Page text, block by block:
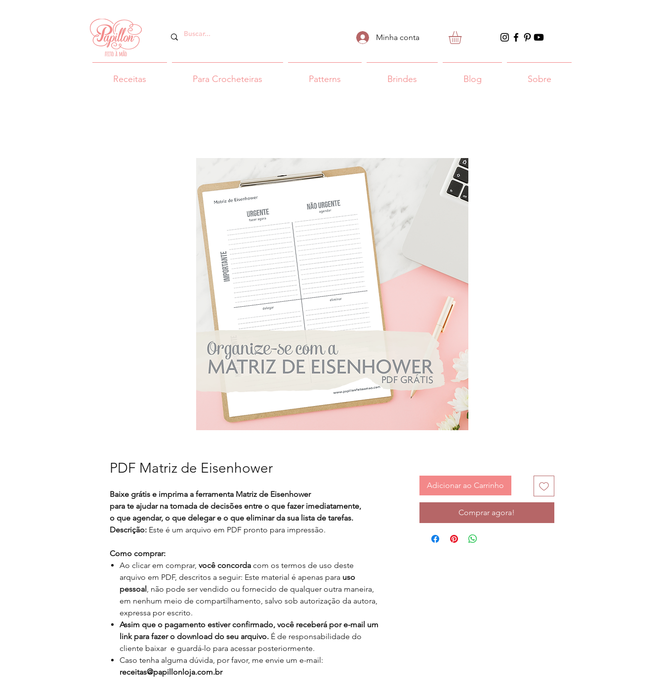
Minha conta
Receitas Para Crocheteiras Patterns Brindes Blog Sobre
PDF Matriz de Eisenhower
Baixe grátis e imprima a ferramenta Matriz de Eisenhower
para te ajudar na tomada de decisões entre o que fazer imediatamente,
o que agendar, o que delegar e o que eliminar da sua lista de tarefas.
Descrição: Este é um arquivo em PDF pronto para impressão.
Como comprar:
Ao clicar em comprar, você concorda com os termos de uso deste
arquivo em PDF, descritos a seguir: Este material é apenas para uso
pessoal , não pode ser vendido ou fornecido de qualquer outra maneira,
em nenhum meio de compartilhamento, salvo sob autorização da autora,
expressa por escrito.
Assim que o pagamento estiver confirmado, você receberá por e-mail um
link para fazer o download do seu arquivo. É de responsabilidade do
cliente baixar e guardá-lo para acessar posteriormente.
Caso tenha alguma dúvida, por favor, me envie um e-mail:
receitas@papillonloja.com.br
Adicionar ao Carrinho
Comprar agora!